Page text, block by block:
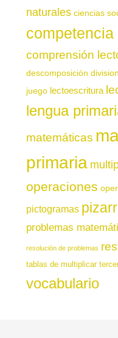
naturales ciencias
comprensión
descomposición
juego lectoescritura
lengua
matemáticas
primaria
operaciones
pictogramas
problemas
resolución de problemas
tablas de multiplicar
vocabulario